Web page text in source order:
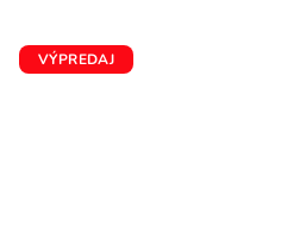
VÝPREDAJ